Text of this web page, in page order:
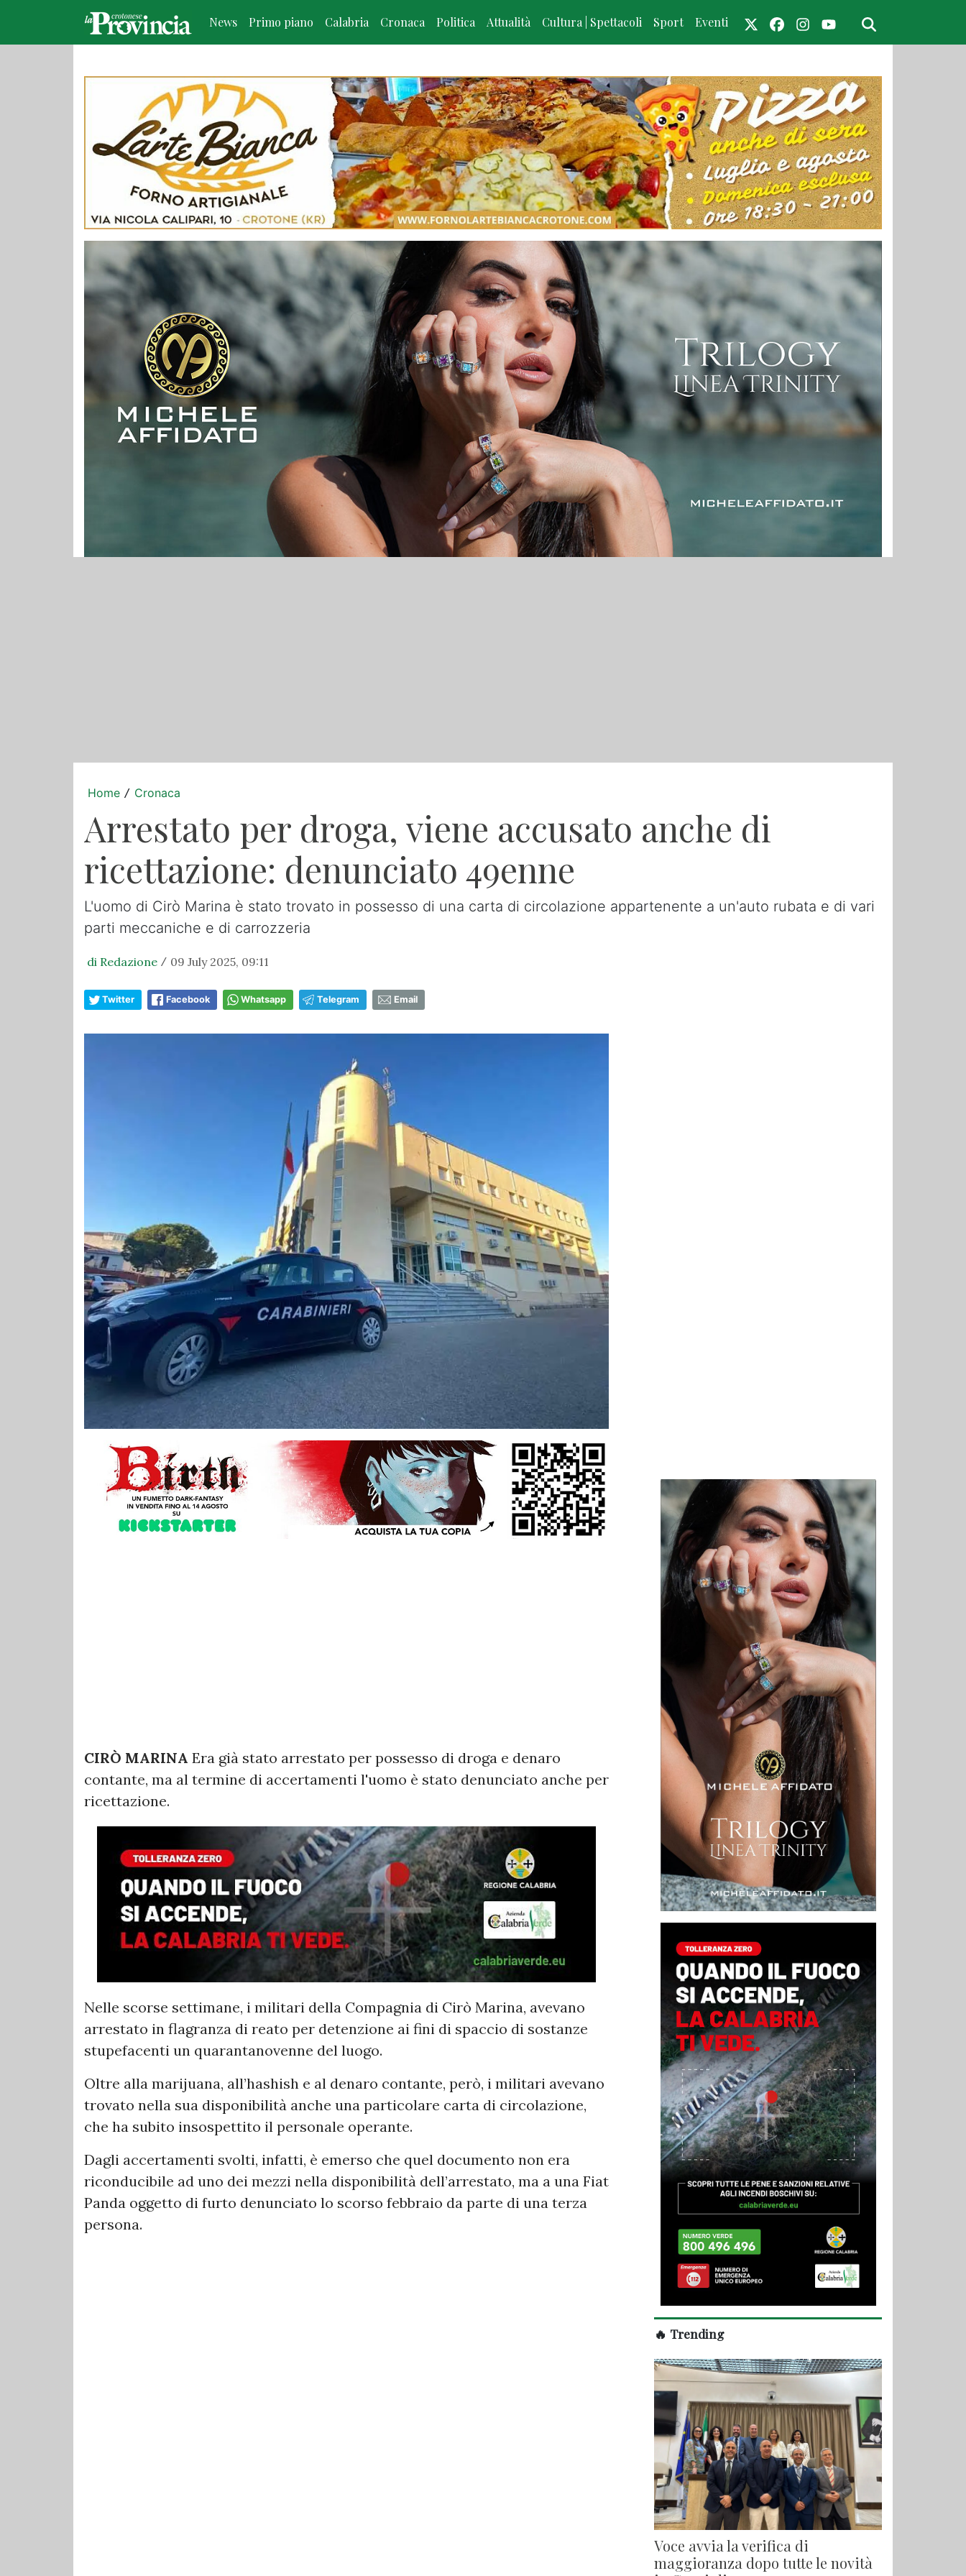
News Primo piano Calabria Cronaca Politica Attualità Cultura | Spettacoli Sport Eventi
Home / Cronaca
Arrestato per droga, viene accusato anche di
ricettazione: denunciato 49enne
L'uomo di Cirò Marina è stato trovato in possesso di una carta di circolazione appartenente a un'auto rubata e di vari
parti meccaniche e di carrozzeria
di Redazione / 09 July 2025, 09:11
Twitter Facebook Whatsapp Telegram Email
CIRÒ MARINA Era già stato arrestato per possesso di droga e denaro
contante, ma al termine di accertamenti l'uomo è stato denunciato anche per
ricettazione.
Nelle scorse settimane, i militari della Compagnia di Cirò Marina, avevano
arrestato in flagranza di reato per detenzione ai fini di spaccio di sostanze
stupefacenti un quarantanovenne del luogo.
Oltre alla marijuana, all’hashish e al denaro contante, però, i militari avevano
trovato nella sua disponibilità anche una particolare carta di circolazione,
che ha subito insospettito il personale operante.
Dagli accertamenti svolti, infatti, è emerso che quel documento non era
riconducibile ad uno dei mezzi nella disponibilità dell’arrestato, ma a una Fiat
Panda oggetto di furto denunciato lo scorso febbraio da parte di una terza
persona.
🔥 Trending
Voce avvia la verifica di
maggioranza dopo tutte le novità